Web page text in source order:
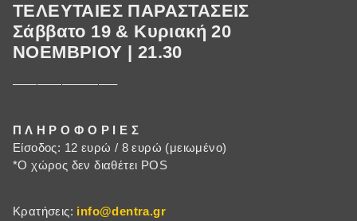
ΤΕΛΕΥΤΑΙΕΣ ΠΑΡΑΣΤΑΣΕΙΣ
Σάββατο 19 & Κυριακή 20
ΝΟΕΜΒΡΙΟΥ | 21.30
————————–
Π Λ Η Ρ Ο Φ Ο Ρ Ι Ε Σ
Είσοδος: 12 ευρώ / 8 ευρώ (μειωμένο)
*Ο χώρος δεν διαθέτει POS
Κρατήσεις: info@dentra.gr